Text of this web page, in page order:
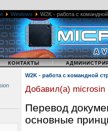
Windows W2K - работа с
КОНТАКТЫ |
W2K - работа с командной
Добавил(а) microsin
Перевод
основные